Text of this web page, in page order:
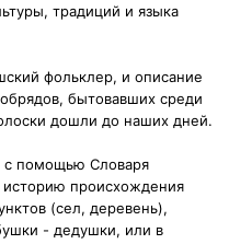
традиций и языка
фольклер, и описание
бытовавших среди
дошли до наших дней.
с помощью Словаря
историю происхождения
(сел, деревень),
- дедушки, или в